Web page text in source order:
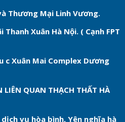
Thương Mại Linh Vương.
Thanh Xuân Hà Nội. ( Cạnh FPT
c Xuân Mai Complex Dương
LIÊN QUAN THẠCH THẤT HÀ
vụ hòa bình, Yên nghĩa hà